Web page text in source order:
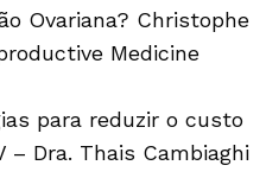
Ovariana? Christophe
Medicine
para reduzir o custo
Dra. Thais Cambiaghi